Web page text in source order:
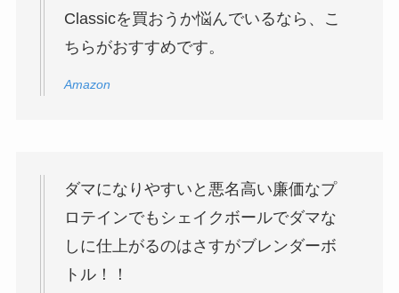
Classicを買おうか悩んでいるなら、こ
ちらがおすすめです。
Amazon
ダマになりやすいと悪名高い廉価なプ
ロテインでもシェイクボールでダマな
しに仕上がるのはさすがブレンダーボ
トル！！